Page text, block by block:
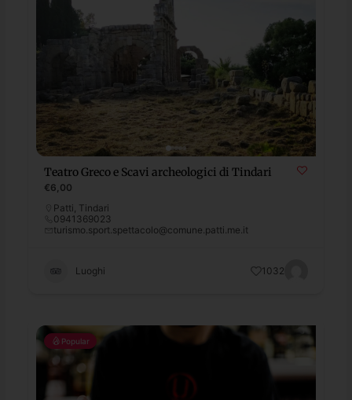
Teatro Greco e Scavi archeologici di Tindari
€6,00
Patti Tindari
0941369023
turismo.sport.spettacolo@comune.patti.me.it
Luoghi 1032
Popular